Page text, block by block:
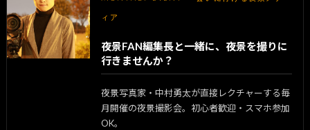
ィア
夜景FAN編集長と一緒に、夜景を撮りに
行きませんか？
夜景写真家・中村勇太が直接レクチャーする毎
月開催の夜景撮影会。初心者歓迎・スマホ参加
OK。